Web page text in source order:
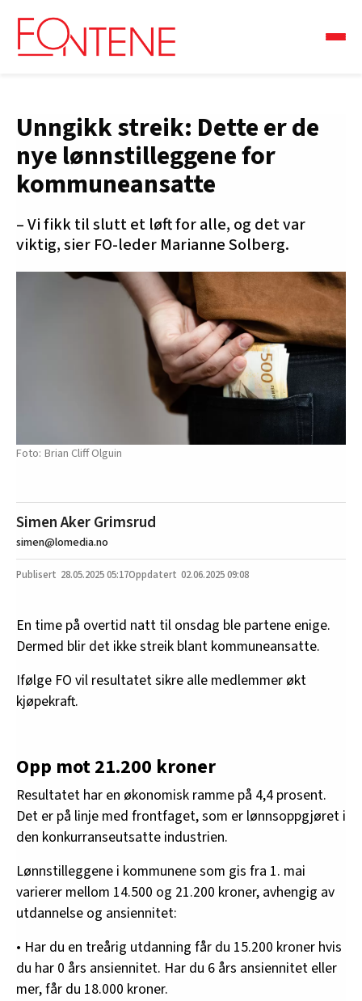
Unngikk streik: Dette er de
nye lønnstilleggene for
kommuneansatte
– Vi fikk til slutt et løft for alle, og det var
viktig, sier FO-leder Marianne Solberg.
Brian Cliff Olguin
Simen Aker Grimsrud
simen@lomedia.no
28.05.202505:17 02.06.2025 09:08
En time på overtid natt til onsdag ble partene enige.
Dermed blir det ikke streik blant kommuneansatte.
Ifølge FO vil resultatet sikre alle medlemmer økt
kjøpekraft.
Opp mot 21.200 kroner
Resultatet har en økonomisk ramme på 4,4 prosent.
Det er på linje med frontfaget, som er lønnsoppgjøret i
den konkurranseutsatte industrien.
Lønnstilleggene i kommunene som gis fra 1. mai
varierer mellom 14.500 og 21.200 kroner, avhengig av
utdannelse og ansiennitet:
• Har du en treårig utdanning får du 15.200 kroner hvis
du har 0 års ansiennitet. Har du 6 års ansiennitet eller
mer, får du 18.000 kroner.